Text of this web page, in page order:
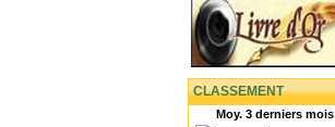
CLASSEMENT
Moy. 3 derniers mois